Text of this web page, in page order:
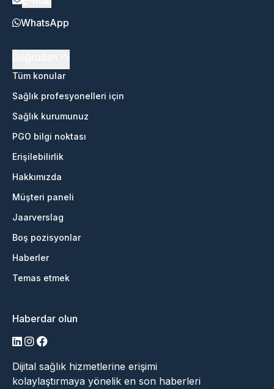
WhatsApp
Tüm konular
Sağlık profesyonelleri için
Sağlık kurumunuz
PGO bilgi noktası
Erişilebilirlik
Hakkımızda
Müşteri paneli
Jaarverslag
Boş pozisyonlar
Haberler
Temas etmek
Haberdar olun
LinkedIn
Instagram
Facebook
Dijital sağlık hizmetlerine erişimi
kolaylaştırmaya yönelik en son haberleri